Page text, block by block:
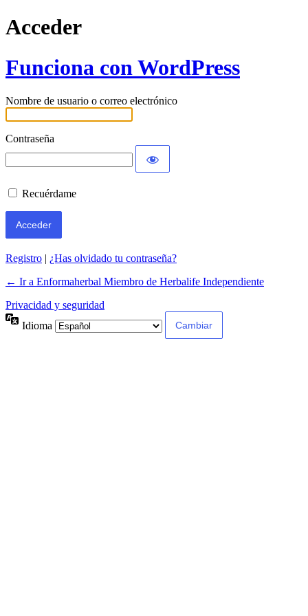
Acceder
Funciona con WordPress
Nombre de usuario o correo electrónico
Contraseña
Recuérdame
Registro | ¿Has olvidado tu contraseña?
← Ir a Enformaherbal Miembro de Herbalife Independiente
Privacidad y seguridad
Idioma